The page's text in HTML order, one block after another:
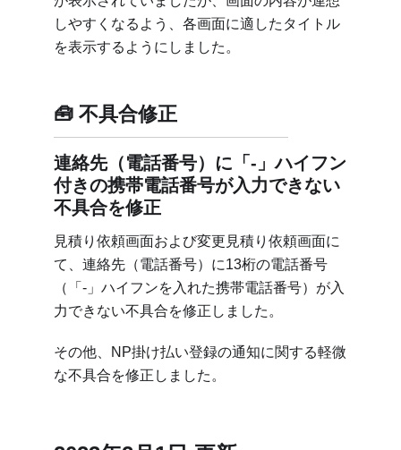
しやすくなるよう、各画面に適したタイトル
を表示するようにしました。
不具合修正
連絡先（電話番号）に「-」ハイフン
付きの携帯電話番号が入力できない
不具合を修正
見積り依頼画面および変更見積り依頼画面に
て、連絡先（電話番号）に13桁の電話番号
（「-」ハイフンを入れた携帯電話番号）が入
力できない不具合を修正しました。
その他、NP掛け払い登録の通知に関する軽微
な不具合を修正しました。